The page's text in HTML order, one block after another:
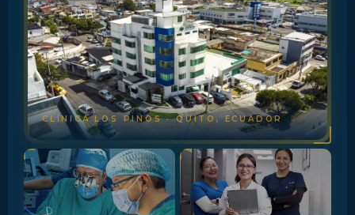
CLÍNICA LOS PINOS · QUITO, ECUADOR